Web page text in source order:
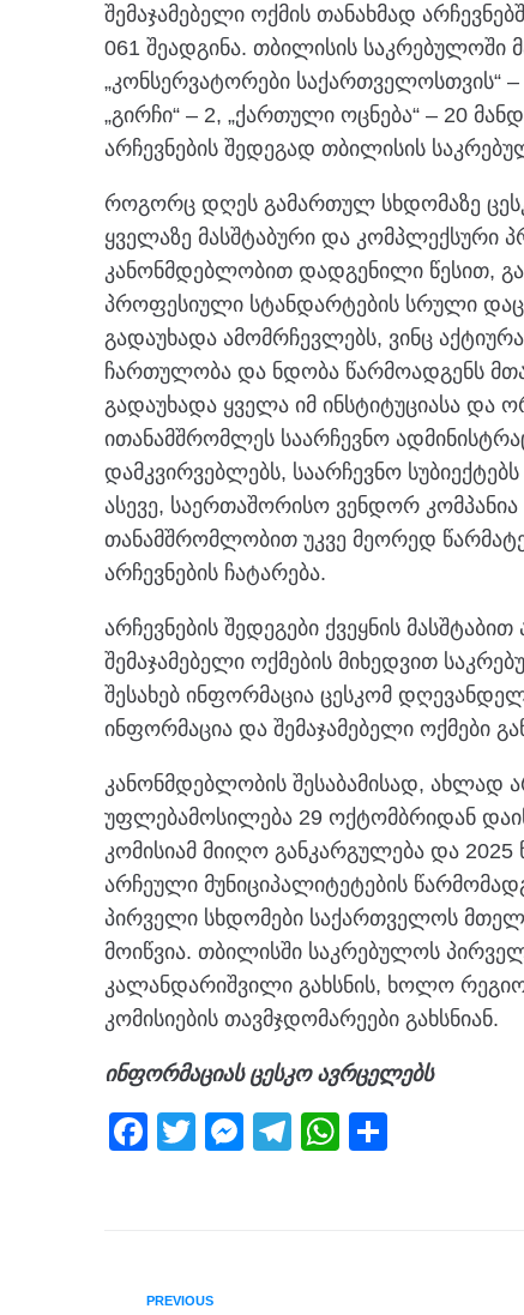
შემაჯამებელი ოქმის თანახმად
061 შეადგინა. თბილისის საკრებულოში
„კონსერვატორები
„გირჩი“ – 2, „ქართული ოცნება“ – 20
არჩევნების შედეგად თბილისის
როგორც დღეს გამართულ სხდომაზე
ყველაზე მასშტაბური და
კანონმდებლობით დადგენილი წესით,
პროფესიული სტანდარტების სრული
გადაუხადა ამომრჩევლებს, ვინც
ჩართულობა და ნდობა წარმოადგენს
გადაუხადა ყველა იმ ინსტიტუციასა და
ითანამშრომლეს საარჩევნო
დამკვირვებლებს, საარჩევნო
ასევე, საერთაშორისო ვენდორ
თანამშრომლობით უკვე მეორედ
არჩევნების ჩატარება.
არჩევნების შედეგები ქვეყნის
შემაჯამებელი ოქმების მიხედვით
შესახებ ინფორმაცია ცესკომ
ინფორმაცია და შემაჯამებელი ოქმები
კანონმდებლობის შესაბამისად, ახლად
უფლებამოსილება 29 ოქტომბრიდან
კომისიამ მიიღო განკარგულება და
არჩეული მუნიციპალიტეტების
პირველი სხდომები საქართველოს
მოიწვია. თბილისში საკრებულოს
კალანდარიშვილი გახსნის, ხოლო
კომისიების თავმჯდომარეები გახსნიან.
ინფორმაციას ცესკო ავრცელებს
F
b
T
M T
W
PREVIOUS